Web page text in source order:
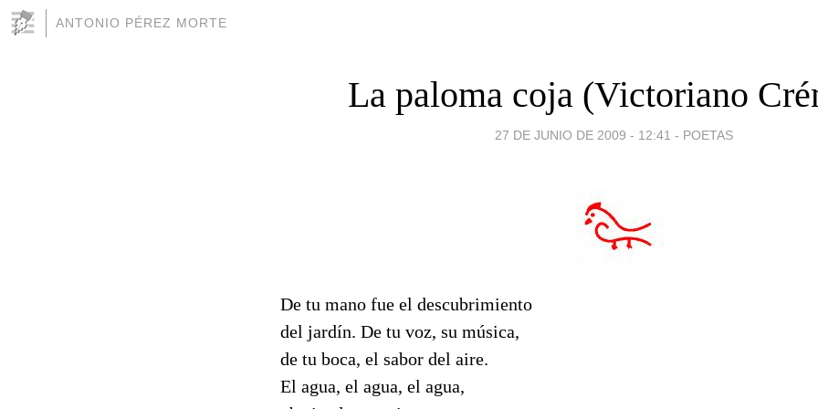
ANTONIO PÉREZ MORTE
La paloma coja (Victoriano
27 DE JUNIO DE 2009 - 12:41 - POETAS
De tu mano fue el descubrimiento
del jardín. De tu voz, su música,
de tu boca, el sabor del aire.
El agua, el agua, el agua,